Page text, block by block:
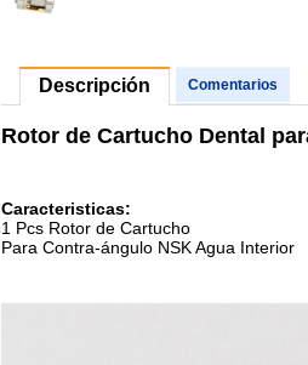
Descripción Comentarios
Rotor de Cartucho Dental
Caracteristicas:
1 Pcs Rotor de Cartucho
Para Contra-ángulo NSK Agua Interior